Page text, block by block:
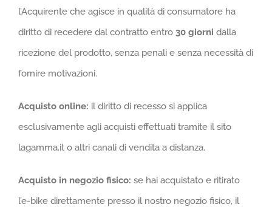
l’Acquirente che agisce in qualità di consumatore ha
diritto di recedere dal contratto entro 30 giorni dalla
ricezione del prodotto, senza penali e senza necessità di
fornire motivazioni.
Acquisto online: il diritto di recesso si applica
esclusivamente agli acquisti effettuati tramite il sito
lagamma.it o altri canali di vendita a distanza.
Acquisto in negozio fisico: se hai acquistato e ritirato
l’e-bike direttamente presso il nostro negozio fisico, il